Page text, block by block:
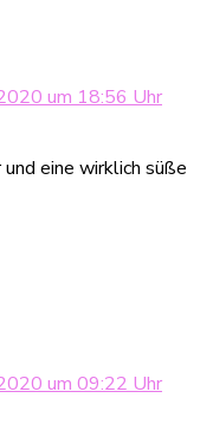
um 18:56 Uhr
eine wirklich süße
um 09:22 Uhr